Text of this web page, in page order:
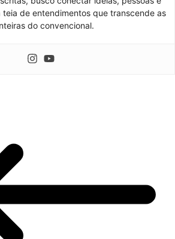
teia de entendimentos que transcende as
do convencional.